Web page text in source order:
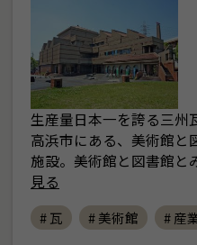
生産量日本一を誇る三州
高浜市にある、美術館と
施設。美術館と図書館
見る
# 瓦 # 美術館 # 産